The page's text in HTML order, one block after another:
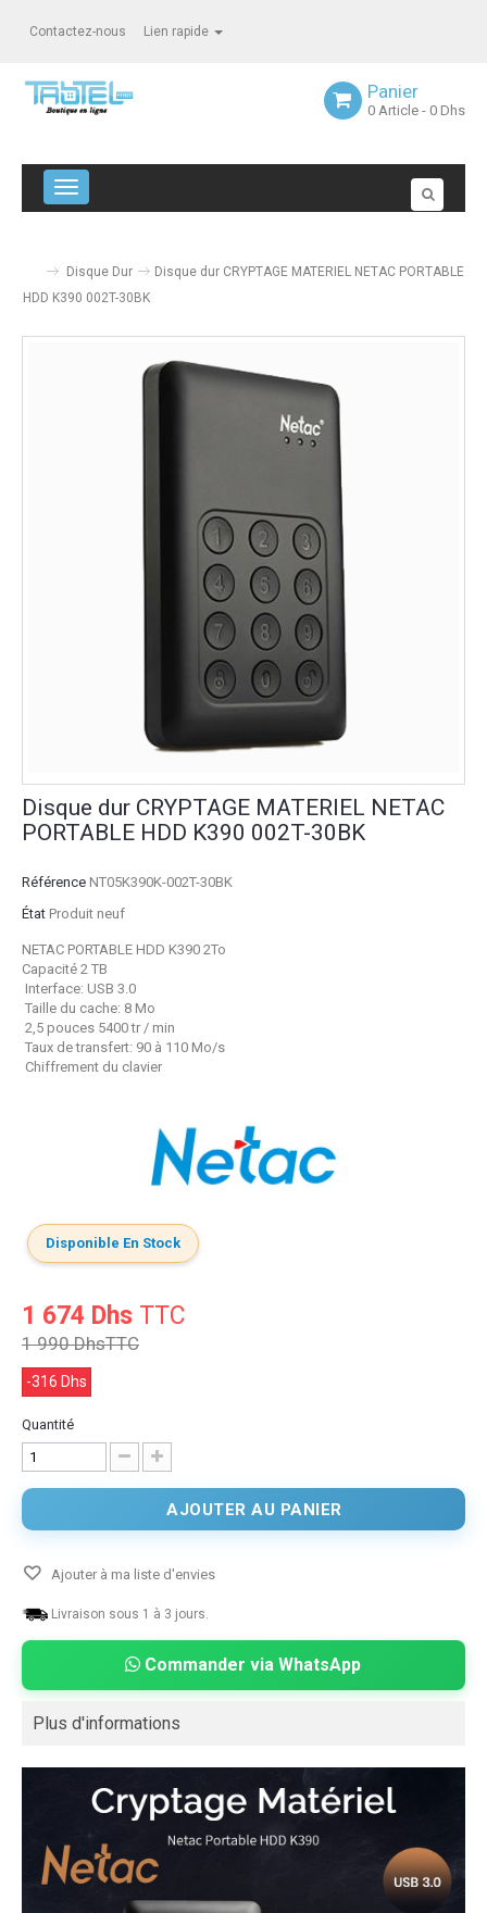
Contactez-nous Lien rapide
Panier
0 Article - 0 Dhs
Navigation bascule
Disque Dur
Disque dur CRYPTAGE MATERIEL NETAC PORTABLE
HDD K390 002T-30BK
Disque dur CRYPTAGE MATERIEL NETAC
PORTABLE HDD K390 002T-30BK
Référence NT05K390K-002T-30BK
État Produit neuf
NETAC PORTABLE HDD K390 2To
Capacité 2 TB
Interface: USB 3.0
Taille du cache: 8 Mo
2,5 pouces 5400 tr / min
Taux de transfert: 90 à 110 Mo/s
Chiffrement du clavier
Disponible En Stock
1 674 Dhs TTC
1 990 DhsTTC
-316 Dhs
Quantité
AJOUTER AU PANIER
Ajouter à ma liste d'envies
Livraison sous 1 à 3 jours.
Commander via WhatsApp
Plus d'informations